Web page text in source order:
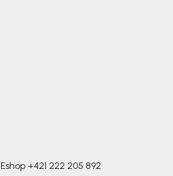
Eshop +421 222 205 892